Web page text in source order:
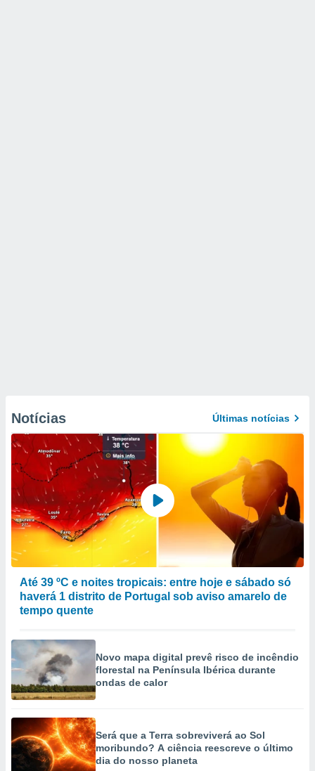
Notícias Últimas notícias
Até 39 ºC e noites tropicais: entre hoje e sábado só
haverá 1 distrito de Portugal sob aviso amarelo de
tempo quente
Novo mapa digital prevê risco de incêndio
florestal na Península Ibérica durante
ondas de calor
Será que a Terra sobreviverá ao Sol
moribundo? A ciência reescreve o último
dia do nosso planeta